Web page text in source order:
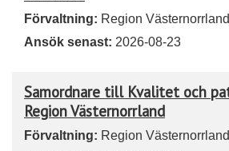
Förvaltning: Region Västernorrland
Ansök senast: 2026-08-23
Samordnare till Kvalitet och
Region Västernorrland
Förvaltning: Region Västernorrland